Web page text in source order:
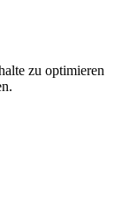
zu optimieren